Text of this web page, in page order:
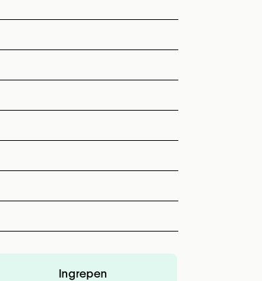
Ingrepen